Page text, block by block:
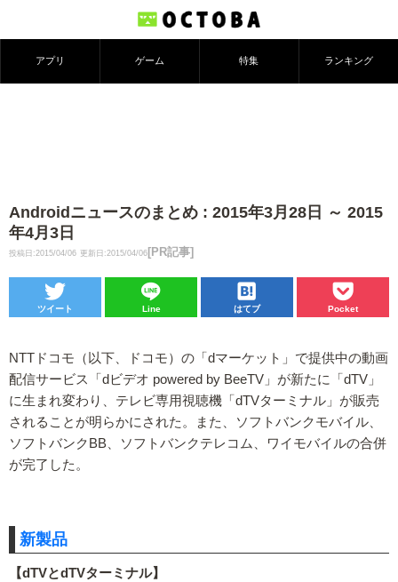
アプリ ゲーム 特集 ランキング
Androidニュースのまとめ : 2015年3月28日 ～ 2015
年4月3日
投稿日:2015/04/06 更新日:2015/04/06 [PR記事]
ツイート Line はてブ Pocket
NTTドコモ（以下、ドコモ）の「dマーケット」で提供中の動画
配信サービス「dビデオ powered by BeeTV」が新たに「dTV」
に生まれ変わり、テレビ専用視聴機「dTVターミナル」が販売
されることが明らかにされた。また、ソフトバンクモバイル、
ソフトバンクBB、ソフトバンクテレコム、ワイモバイルの合併
が完了した。
新製品
【dTVとdTVターミナル】